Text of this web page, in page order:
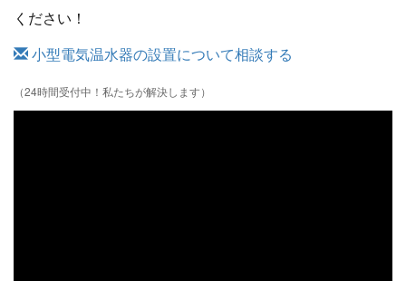
ください！
小型電気温水器の設置について相談する
（24時間受付中！私たちが解決します）